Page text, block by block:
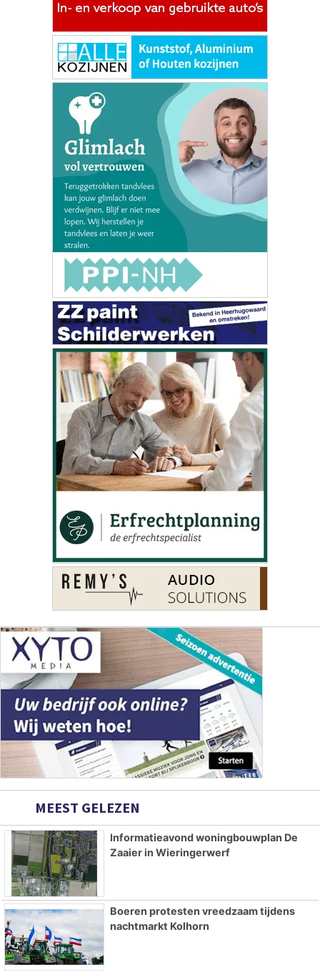
MEEST GELEZEN
Informatieavond woningbouwplan De
Zaaier in Wieringerwerf
Boeren protesten vreedzaam tijdens
nachtmarkt Kolhorn